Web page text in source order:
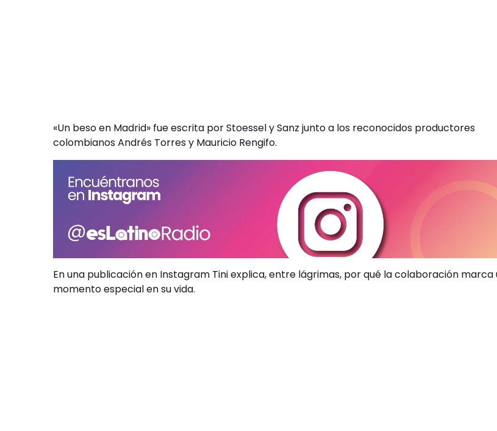
«Un beso en Madrid» fue escrita por Stoessel y Sanz junto a los reconocidos productores
colombianos Andrés Torres y Mauricio Rengifo.
En una publicación en Instagram Tini explica, entre lágrimas, por qué la colaboración marca
momento especial en su vida.